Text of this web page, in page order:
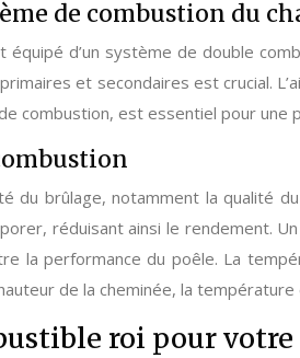
de combustion du
équipé d’un système de double
et secondaires est crucial.
combustion, est essentiel pour
du brûlage, notamment la qualité
réduisant ainsi le rendement.
la performance du poêle. La
de la cheminée, la
roi pour